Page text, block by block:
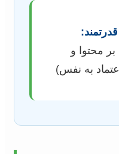
محتوا و
به نفس)